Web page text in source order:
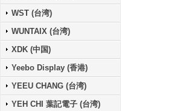
WST (台湾)
WUNTAIX (台湾)
XDK (中国)
Yeebo Display (香港)
YEEU CHANG (台湾)
YEH CHI 葉記電子 (台湾)